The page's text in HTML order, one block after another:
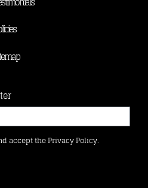
accept the Privacy Policy.